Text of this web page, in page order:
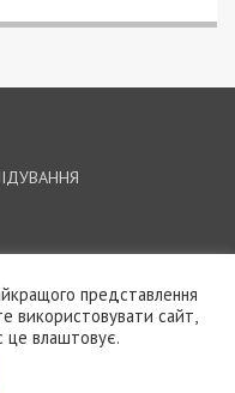
ЗМІ, а вам -
News. Слідкуйте
представлення
використовувати сайт,
влаштовує.